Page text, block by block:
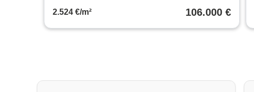
2.524 €/m² 106.000 €